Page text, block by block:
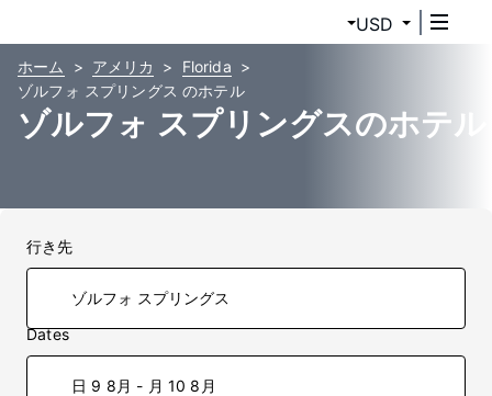
USD
ホーム アメリカ
Florida
ゾルフォ スプリングス のホテル
ゾルフォ スプリングスのホテル
行き先
Dates
日 9 8月 - 月 10 8月